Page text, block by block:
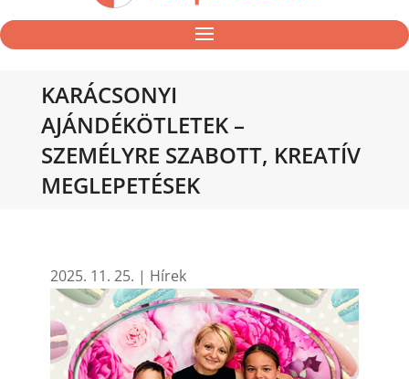
KARÁCSONYI
AJÁNDÉKÖTLETEK –
SZEMÉLYRE SZABOTT, KREATÍV
MEGLEPETÉSEK
2025. 11. 25. | Hírek